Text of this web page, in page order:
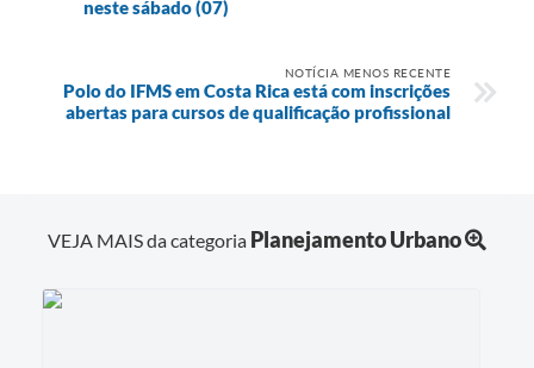
neste sábado (07)
NOTÍCIA MENOS RECENTE
Polo do IFMS em Costa Rica está com inscrições
abertas para cursos de qualificação profissional
VEJA MAIS da categoria Planejamento Urbano